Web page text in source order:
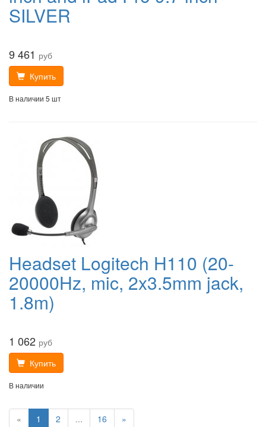
SILVER
9 461 руб
Купить
В наличии 5 шт
Headset Logitech H110 (20-
20000Hz, mic, 2x3.5mm jack,
1.8m)
1 062 руб
Купить
В наличии
« 1 2 ... 16 »